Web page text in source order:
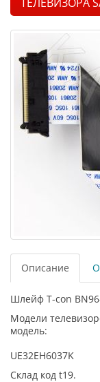
Описание
Шлейф T-con
Модели
модель:
UE32EH6037K
Склад код t19.